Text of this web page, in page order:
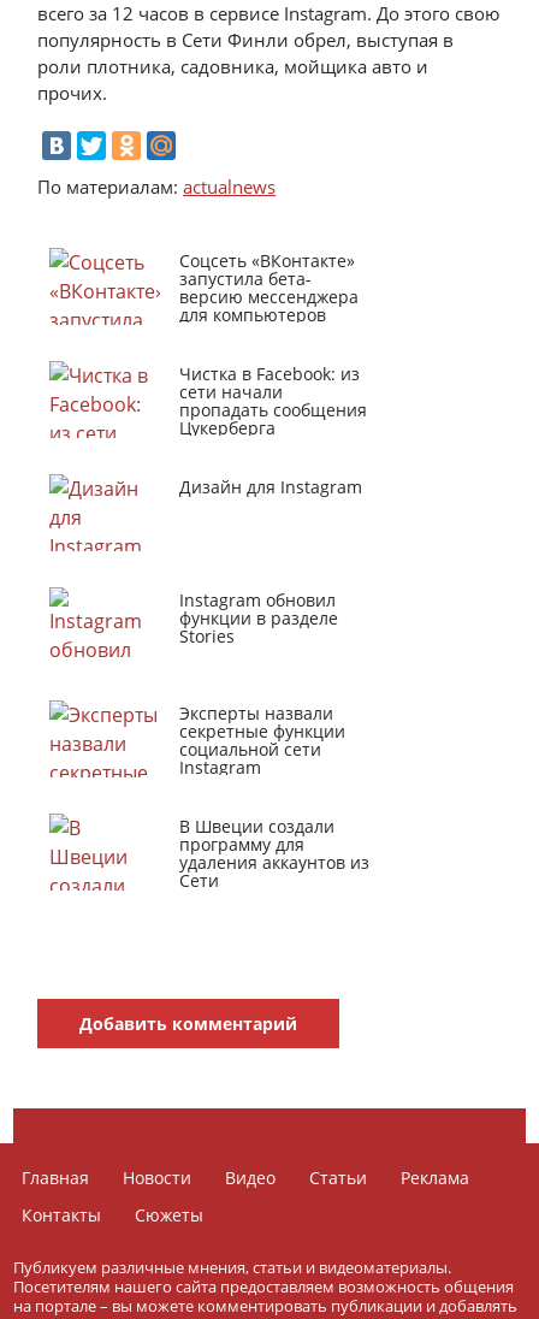
всего за 12 часов в сервисе Instagram. До этого свою
популярность в Сети Финли обрел, выступая в
роли плотника, садовника, мойщика авто и
прочих.
По материалам:actualnews
Соцсеть «ВКонтакте»
запустила бета-
версию мессенджера
для компьютеров
Чистка в Facebook: из
сети начали
пропадать сообщения
Цукерберга
Дизайн для Instagram
Instagram обновил
функции в разделе
Stories
Эксперты назвали
секретные функции
социальной сети
Instagram
В Швеции создали
программу для
удаления аккаунтов из
Сети
Добавить комментарий
Главная Новости Видео Статьи
Реклама
Контакты
Сюжеты
Публикуем различные мнения, статьи и видеоматериалы.
Посетителям нашего сайта предоставляем возможность общения
на портале – вы можете комментировать публикации и добавлять